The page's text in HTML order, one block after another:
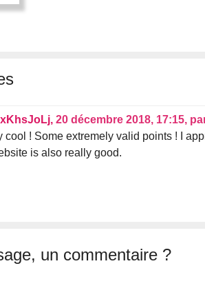
20 décembre 2018, 17:15,
cool ! Some extremely valid points ! I
is also really good.
un commentaire ?